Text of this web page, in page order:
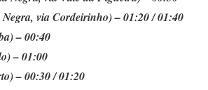
via Cordeirinho) – 01:20 / 01:40
– 00:40
– 01:00
– 00:30 / 01:20